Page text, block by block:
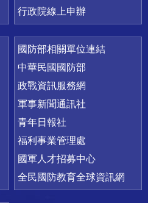
行政院線上申辦
國防部相關單位連結
中華民國國防部
政戰資訊服務網
軍事新聞通訊社
青年日報社
福利事業管理處
國軍人才招募中心
全民國防教育全球資訊網